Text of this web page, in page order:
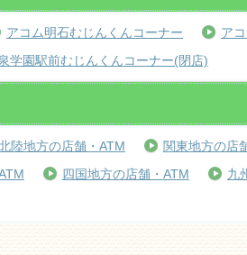
アコム明石むじんくんコーナー
ア
学園駅前むじんくんコーナー(閉店)
陸地方の店舗・ATM 関東地方の店
四国地方の店舗・ATM
九